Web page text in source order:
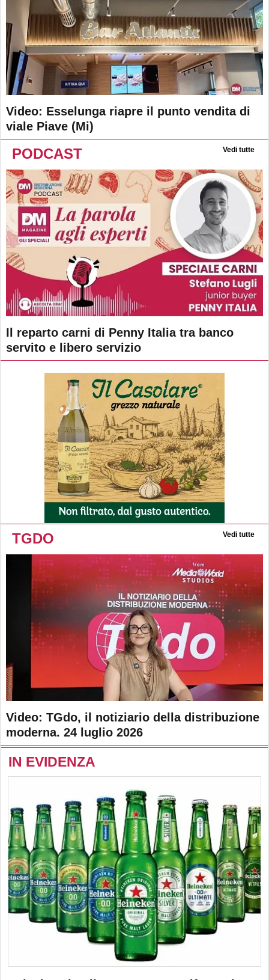
Video: Esselunga riapre il punto vendita di
viale Piave (Mi)
PODCAST Vedi tutte
Il reparto carni di Penny Italia tra banco
servito e libero servizio
TGDO Vedi tutte
Video: TGdo, il notiziario della distribuzione
moderna. 24 luglio 2026
IN EVIDENZA